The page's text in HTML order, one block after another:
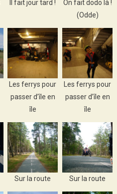
Il fait jour tard !
On fait dodo là !
(Odde)
Les ferrys pour
passer d’île en
île
Les ferrys pour
passer d’île en
île
Sur la route Sur la route